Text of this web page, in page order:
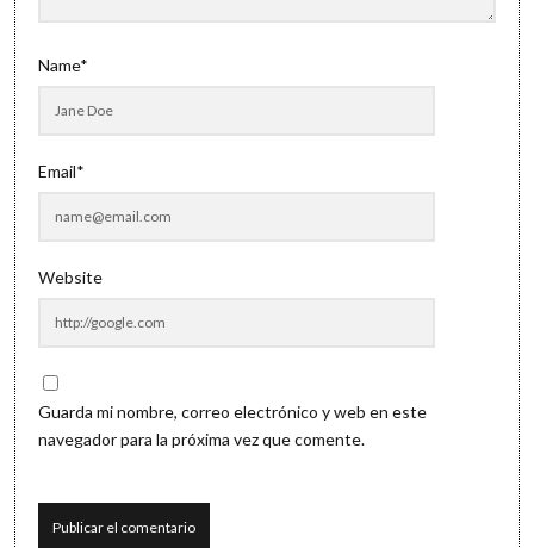
Name*
Email*
Website
Guarda mi nombre, correo electrónico y web en este
navegador para la próxima vez que comente.